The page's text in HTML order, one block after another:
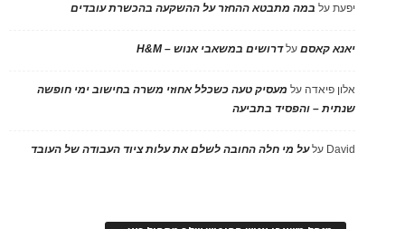
יפעתעל במה מתבטא ההחזר על ההשקעה בהכשרת עובדים
יאנא קאסםעלדרושים במשאבי אנוש – H&M
אלון פיאדה על מעסיק טעה כשכלל אחוזי משרה בחישוב ימי חופשה
שנתית – והפסיד בתביעה
David עלעל מי חלה החובה לשלם את עלות ציוד העבודה של העובד